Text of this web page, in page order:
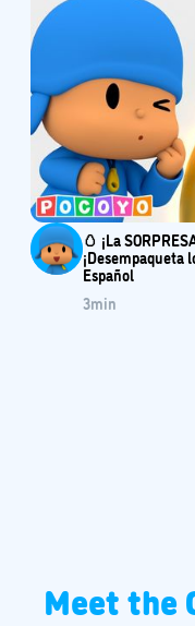
🥚 ¡La
¡Desempaqueta
Español
3min
Meet the